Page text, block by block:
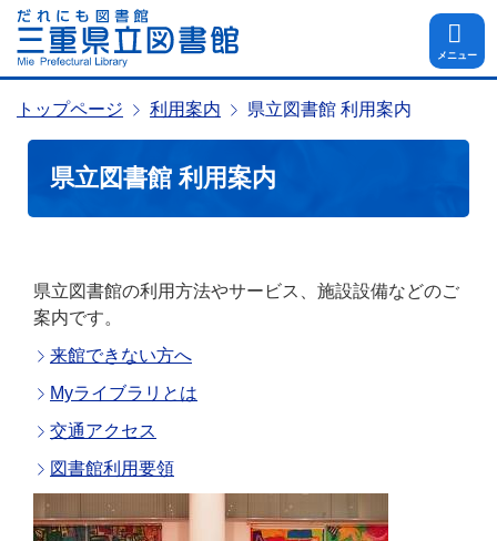
メニュー
トップページ 利用案内 県立図書館 利用案内
県立図書館 利用案内
県立図書館の利用方法やサービス、施設設備などのご
案内です。
来館できない方へ
Myライブラリとは
交通アクセス
図書館利用要領